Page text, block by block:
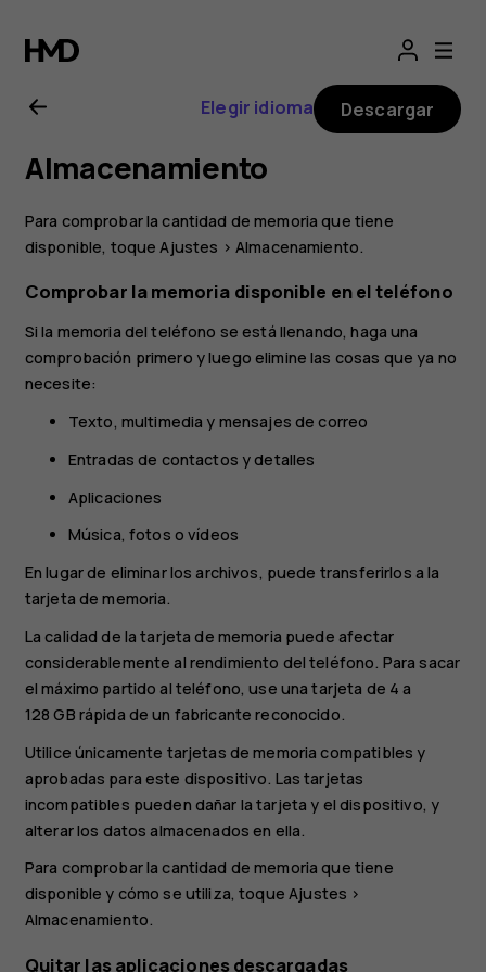
Guía
del
usuario
de
Nokia
2.1
Elegir idioma Descargar
Almacenamiento
Para comprobar la cantidad de memoria que tiene
disponible, toque Ajustes > Almacenamiento.
Comprobar la memoria disponible en el teléfono
Si la memoria del teléfono se está llenando, haga una
comprobación primero y luego elimine las cosas que ya no
necesite:
Texto, multimedia y mensajes de correo
Entradas de contactos y detalles
Aplicaciones
Música, fotos o vídeos
En lugar de eliminar los archivos, puede transferirlos a la
tarjeta de memoria.
La calidad de la tarjeta de memoria puede afectar
considerablemente al rendimiento del teléfono. Para sacar
el máximo partido al teléfono, use una tarjeta de 4 a
128 GB rápida de un fabricante reconocido.
Utilice únicamente tarjetas de memoria compatibles y
aprobadas para este dispositivo. Las tarjetas
incompatibles pueden dañar la tarjeta y el dispositivo, y
alterar los datos almacenados en ella.
Para comprobar la cantidad de memoria que tiene
disponible y cómo se utiliza, toqueAjustes >
Almacenamiento.
Quitar las aplicaciones descargadas